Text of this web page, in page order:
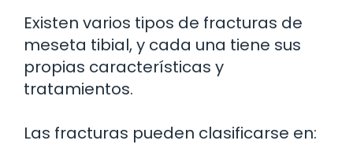
Existen varios tipos de fracturas de
meseta tibial, y cada una tiene sus
propias características y
tratamientos.
Las fracturas pueden clasificarse en: